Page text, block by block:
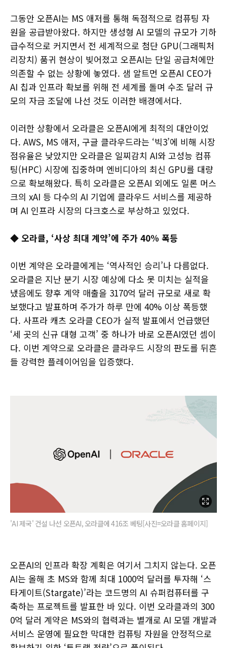
그동안 오픈AI는 MS 애저를 통해 독점적으로 컴퓨팅 자
원을 공급받아왔다. 하지만 생성형 AI 모델의 규모가 기하
급수적으로 커지면서 전 세계적으로 첨단 GPU(그래픽처
리장치) 품귀 현상이 빚어졌고 오픈AI는 단일 공급처에만
의존할 수 없는 상황에 놓였다. 샘 알트먼 오픈AI CEO가
AI 칩과 인프라 확보를 위해 전 세계를 돌며 수조 달러 규
모의 자금 조달에 나선 것도 이러한 배경에서다.
이러한 상황에서 오라클은 오픈AI에게 최적의 대안이었
다. AWS, MS 애저, 구글 클라우드라는 ‘빅3’에 비해 시장
점유율은 낮았지만 오라클은 일찌감치 AI와 고성능 컴퓨
팅(HPC) 시장에 집중하며 엔비디아의 최신 GPU를 대량
으로 확보해왔다. 특히 오라클은 오픈AI 외에도 일론 머스
크의 xAI 등 다수의 AI 기업에 클라우드 서비스를 제공하
며 AI 인프라 시장의 다크호스로 부상하고 있었다.
◆ 오라클, ‘사상 최대 계약’에 주가 40% 폭등
이번 계약은 오라클에게는 ‘역사적인 승리’나 다름없다.
오라클은 지난 분기 시장 예상에 다소 못 미치는 실적을
냈음에도 향후 계약 매출을 3170억 달러 규모로 새로 확
보했다고 발표하며 주가가 하루 만에 40% 이상 폭등했
다. 사프라 캐츠 오라클 CEO가 실적 발표에서 언급했던
‘세 곳의 신규 대형 고객’ 중 하나가 바로 오픈AI였던 셈이
다. 이번 계약으로 오라클은 클라우드 시장의 판도를 뒤흔
들 강력한 플레이어임을 입증했다.
'AI 제국' 건설 나선 오픈AI, 오라클에 416조 베팅[사진=오라클 홈페이지]
오픈AI의 인프라 확장 계획은 여기서 그치지 않는다. 오픈
AI는 올해 초 MS와 함께 최대 1000억 달러를 투자해 ‘스
타게이트(Stargate)’라는 코드명의 AI 슈퍼컴퓨터를 구
축하는 프로젝트를 발표한 바 있다. 이번 오라클과의 300
0억 달러 계약은 MS와의 협력과는 별개로 AI 모델 개발과
서비스 운영에 필요한 막대한 컴퓨팅 자원을 안정적으로